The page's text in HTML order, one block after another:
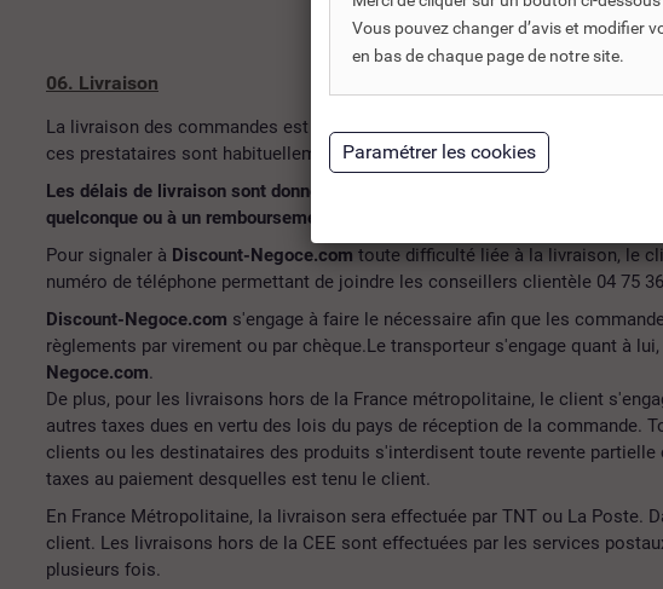
06. Livraison
La livraison des commandes est réalisée par des prestataires indépendants
ces prestataires sont habituellement de 48-72h pour les colis de moins de
Les délais de livraison sont donnés à titre indicatif par nos transporteurs
quelconque ou à un remboursement.
Pour signaler à Discount-Negoce.com toute difficulté liée à la livraison, le
numéro de téléphone permettant de joindre les conseillers clientèle 04 75
Discount-Negoce.com s'engage à faire le nécessaire afin que les
règlements par virement ou par chèque.Le transporteur s'engage quant à
Negoce.com.
De plus, pour les livraisons hors de la France métropolitaine, le client
autres taxes dues en vertu des lois du pays de réception de la commande.
clients ou les destinataires des produits s'interdisent toute revente
taxes au paiement desquelles est tenu le client.
En France Métropolitaine, la livraison sera effectuée par TNT ou La Poste.
client. Les livraisons hors de la CEE sont effectuées par les services
plusieurs fois.
Vous pouvez changer d’avis et modifier
en bas de chaque page de notre site.